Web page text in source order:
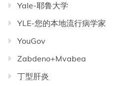
Yale-耶鲁大学
YLE-您的本地流行病学家
YouGov
Zabdeno+Mvabea
丁型肝炎